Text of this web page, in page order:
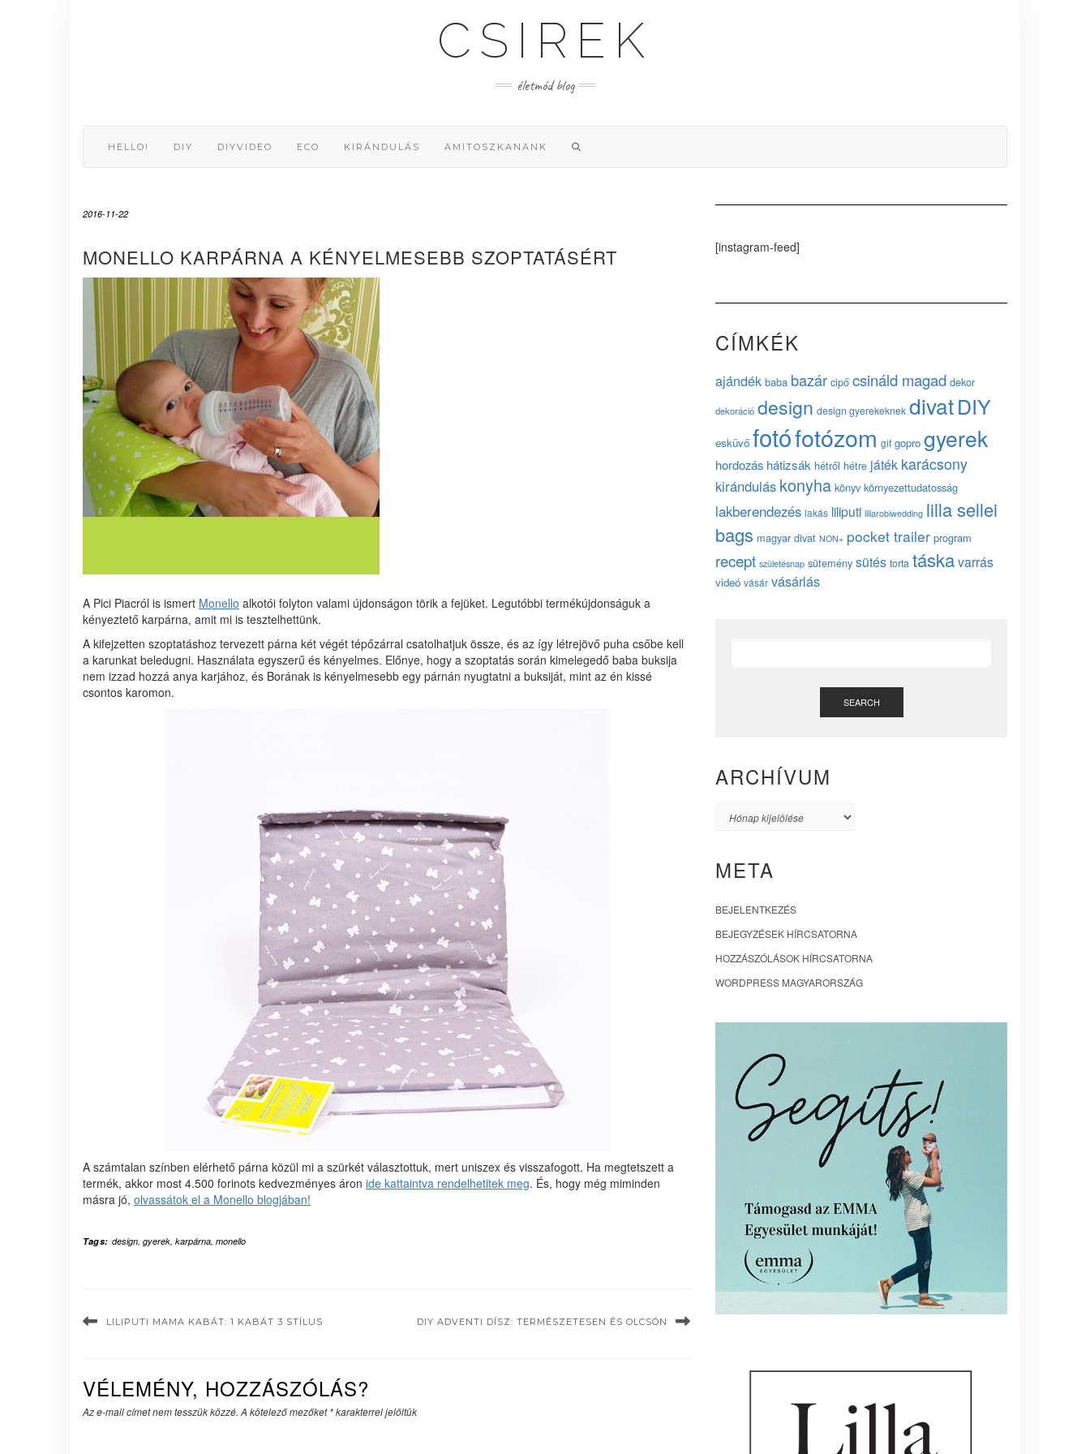
CSIREK
életmód blog
HELLO! DIY DIYVIDEO ECO KIRÁNDULÁS AMITOSZKANANK
2016-11-22
MONELLO KARPÁRNA A KÉNYELMESEBB SZOPTATÁSÉRT
A Pici Piacról is ismert Monello alkotói folyton valami újdonságon törik a fejüket. Legutóbbi termékújdonságuk a
kényeztető karpárna, amit mi is tesztelhettünk.
A kifejzetten szoptatáshoz tervezett párna két végét tépőzárral csatolhatjuk össze, és az így létrejövő puha csőbe kell
a karunkat beledugni. Használata egyszerű és kényelmes. Előnye, hogy a szoptatás során kimelegedő baba buksija
nem izzad hozzá anya karjához, és Borának is kényelmesebb egy párnán nyugtatni a buksiját, mint az én kissé
csontos karomon.
A számtalan színben elérhető párna közül mi a szürkét választottuk, mert uniszex és visszafogott. Ha megtetszett a
termék, akkor most 4.500 forinots kedvezményes áron ide kattaintva rendelhetitek meg. És, hogy még miminden
másra jó, olvassátok el a Monello blogjában!
Tags: design, gyerek, karpárna, monello
LILIPUTI MAMA KABÁT: 1 KABÁT 3 STÍLUS DIY ADVENTI DÍSZ: TERMÉSZETESEN ÉS OLCSÓN
VÉLEMÉNY, HOZZÁSZÓLÁS?
Az e-mail címet nem tesszük közzé. A kötelező mezőket*karakterrel jelöltük
[instagram-feed]
CÍMKÉK
ajándék baba bazár cipő csináld magad dekor
dekoráció design design gyerekeknek divatDIY
esküvő fotófotózom gif gopro gyerek
hordozás hátizsák hétről hétre játék karácsony
kirándulás konyha könyv környezettudatosság
lakberendezés lakás liliputi lillarobiwedding lilla sellei
bags magyar divat NON+ pocket trailer program
recept születésnap sütemény sütés torta táskavarrás
videó vásár vásárlás
SEARCH
ARCHÍVUM
Archívum
META
BEJELENTKEZÉS
BEJEGYZÉSEK HÍRCSATORNA
HOZZÁSZÓLÁSOK HÍRCSATORNA
WORDPRESS MAGYARORSZÁG